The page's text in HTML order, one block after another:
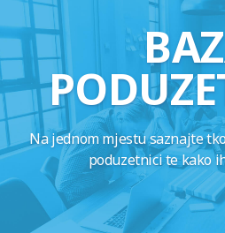
Na jednom mjestu saznajte
poduzetnici te kako